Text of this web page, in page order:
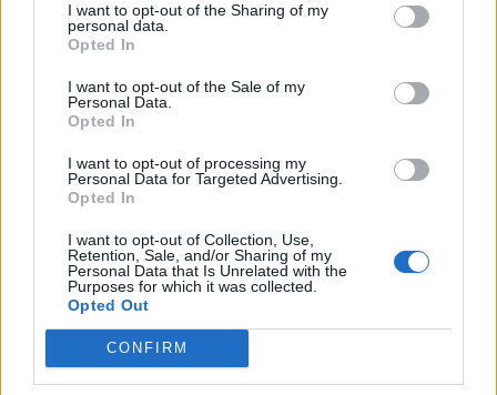
I want to opt-out of the Sharing of my
personal data.
Opted In
I want to opt-out of the Sale of my
Personal Data.
Opted In
I want to opt-out of processing my
Personal Data for Targeted Advertising.
Opted In
I want to opt-out of Collection, Use,
Retention, Sale, and/or Sharing of my
Personal Data that Is Unrelated with the
Purposes for which it was collected.
Opted Out
CONFIRM